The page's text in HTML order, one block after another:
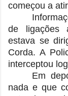
começou a
de ligações
estava se
Corda. A
interceptou
Em
nada e que